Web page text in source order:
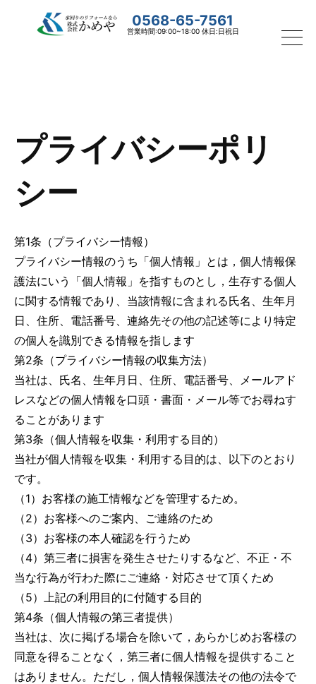
0568-65-7561
営業時間:09:00~18:00 休日:日祝日
プライバシーポリ
シー
第1条（プライバシー情報）
プライバシー情報のうち「個人情報」とは，個人情報保
護法にいう「個人情報」を指すものとし，生存する個人
に関する情報であり、当該情報に含まれる氏名、生年月
日、住所、電話番号、連絡先その他の記述等により特定
の個人を識別できる情報を指します
第2条（プライバシー情報の収集方法）
当社は、氏名、生年月日、住所、電話番号、メールアド
レスなどの個人情報を口頭・書面・メール等でお尋ねす
ることがあります
第3条（個人情報を収集・利用する目的）
当社が個人情報を収集・利用する目的は、以下のとおり
です。
（1）お客様の施工情報などを管理するため。
（2）お客様へのご案内、ご連絡のため
（3）お客様の本人確認を行うため
（4）第三者に損害を発生させたりするなど、不正・不
当な行為が行わた際にご連絡・対応させて頂くため
（5）上記の利用目的に付随する目的
第4条（個人情報の第三者提供）
当社は、次に掲げる場合を除いて，あらかじめお客様の
同意を得ることなく，第三者に個人情報を提供すること
はありません。ただし，個人情報保護法その他の法令で